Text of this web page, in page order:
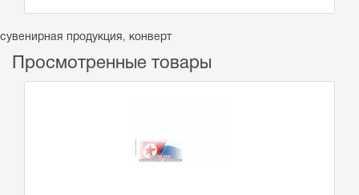
сувенирная продукция , конверт
Просмотренные товары